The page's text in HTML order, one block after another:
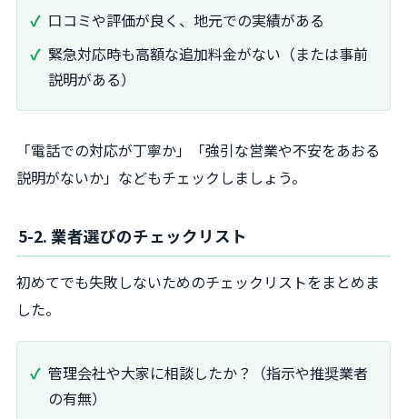
口コミや評価が良く、地元での実績がある
緊急対応時も高額な追加料金がない（または事前
説明がある）
「電話での対応が丁寧か」「強引な営業や不安をあおる
説明がないか」などもチェックしましょう。
5-2. 業者選びのチェックリスト
初めてでも失敗しないためのチェックリストをまとめま
した。
管理会社や大家に相談したか？（指示や推奨業者
の有無）